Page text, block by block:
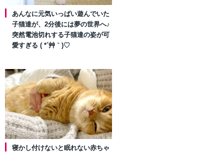
あんなに元気いっぱい遊んでいた
子猫達が、2分後には夢の世界へ♪
突然電池切れする子猫達の姿が可
愛すぎる ( *´艸｀)♡
寝かし付けないと眠れない赤ちゃ